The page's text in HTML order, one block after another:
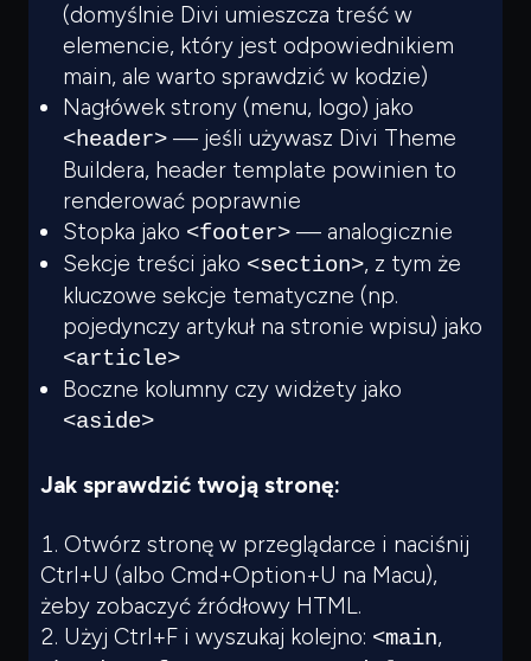
(domyślnie Divi umieszcza treść w
elemencie, który jest odpowiednikiem
main, ale warto sprawdzić w kodzie)
Nagłówek strony (menu, logo) jako
<header> — jeśli używasz Divi Theme
Buildera, header template powinien to
renderować poprawnie
Stopka jako <footer> — analogicznie
Sekcje treści jako <section>, z tym że
kluczowe sekcje tematyczne (np.
pojedynczy artykuł na stronie wpisu) jako
<article>
Boczne kolumny czy widżety jako
<aside>
Jak sprawdzić twoją stronę:
Otwórz stronę w przeglądarce i naciśnij
Ctrl+U (albo Cmd+Option+U na Macu),
żeby zobaczyć źródłowy HTML.
Użyj Ctrl+F i wyszukaj kolejno: <main,